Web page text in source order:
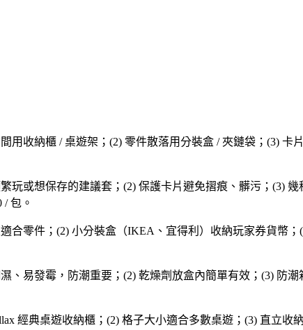
用收納櫃 / 桌遊架；(2) 零件散落用分裝盒 / 夾鏈袋；(3)
玩或想保存的建議套；(2) 保護卡片避免摺痕、髒污；(3)
包。
合零件；(2) 小分裝盒（IKEA、宜得利）收納玩家券貨幣；
、易發霉，防潮重要；(2) 乾燥劑放盒內簡單有效；(3) 防
經典桌遊收納櫃；(2) 格子大小適合多數桌遊；(3) 直立